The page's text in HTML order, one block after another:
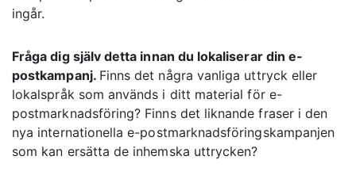
ingår.
Fråga dig själv detta innan du lokaliserar din e-
postkampanj. Finns det några vanliga uttryck eller
lokalspråk som används i ditt material för e-
postmarknadsföring? Finns det liknande fraser i den
nya internationella e-postmarknadsföringskampanjen
som kan ersätta de inhemska uttrycken?